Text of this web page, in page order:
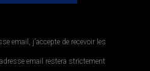
email, j'accepte de recevoir les
email restera strictement